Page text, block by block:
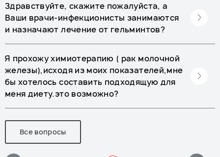
Здравствуйте, скажите пожалуйста, а
Ваши врачи-инфекционисты занимаются
и назначают лечение от гельминтов?
Я прохожу химиотерапию ( рак молочной
железы),исходя из моих показателей,мне
бы хотелось составить подходящую для
меня диету.это возможно?
Все вопросы